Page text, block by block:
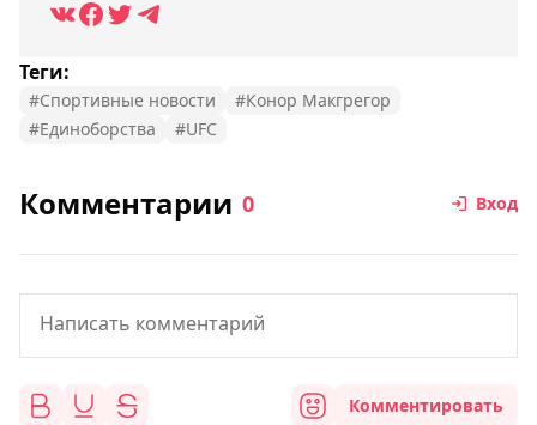
Теги:
#Спортивные новости
#Конор Макгрегор
#Единоборства
#UFC
Комментарии 0 Вход
Комментировать